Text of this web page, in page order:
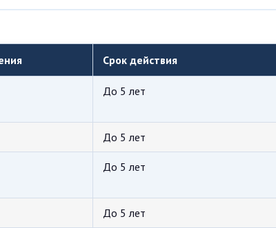
Срок действия
До 5 лет
До 5 лет
До 5 лет
До 5 лет